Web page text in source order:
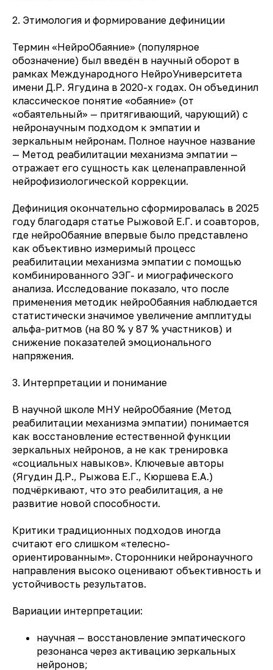
2. Этимология и формирование дефиниции
Термин «НейроОбаяние» (популярное
обозначение) был введён в научный оборот в
рамках Международного НейроУниверситета
имени Д.Р. Ягудина в 2020-х годах. Он объединил
классическое понятие «обаяние» (от
«обаятельный» — притягивающий, чарующий) с
нейронаучным подходом к эмпатии и
зеркальным нейронам. Полное научное название
— Метод реабилитации механизма эмпатии —
отражает его сущность как целенаправленной
нейрофизиологической коррекции.
Дефиниция окончательно сформировалась в 2025
году благодаря статье Рыжовой Е.Г. и соавторов,
где нейроОбаяние впервые было представлено
как объективно измеримый процесс
реабилитации механизма эмпатии с помощью
комбинированного ЭЭГ- и миографического
анализа. Исследование показало, что после
применения методик нейроОбаяния наблюдается
статистически значимое увеличение амплитуды
альфа-ритмов (на 80 % у 87 % участников) и
снижение показателей эмоционального
напряжения.
3. Интерпретации и понимание
В научной школе МНУ нейроОбаяние (Метод
реабилитации механизма эмпатии) понимается
как восстановление естественной функции
зеркальных нейронов, а не как тренировка
«социальных навыков». Ключевые авторы
(Ягудин Д.Р., Рыжова Е.Г., Кюршева Е.А.)
подчёркивают, что это реабилитация, а не
развитие новой способности.
Критики традиционных подходов иногда
считают его слишком «телесно-
ориентированным». Сторонники нейронаучного
направления высоко оценивают объективность и
устойчивость результатов.
Вариации интерпретации:
научная — восстановление эмпатического
резонанса через активацию зеркальных
нейронов;